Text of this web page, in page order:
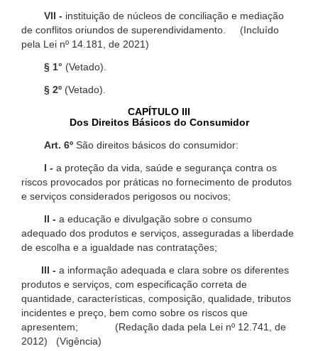
VII - instituição de núcleos de conciliação e mediação
de conflitos oriundos de superendividamento. (Incluído
pela Lei nº 14.181, de 2021)
§ 1° (Vetado).
§ 2º (Vetado).
CAPÍTULO III
Dos Direitos Básicos do Consumidor
Art. 6º São direitos básicos do consumidor:
I - a proteção da vida, saúde e segurança contra os
riscos provocados por práticas no fornecimento de produtos
e serviços considerados perigosos ou nocivos;
II - a educação e divulgação sobre o consumo
adequado dos produtos e serviços, asseguradas a liberdade
de escolha e a igualdade nas contratações;
III - a informação adequada e clara sobre os diferentes
produtos e serviços, com especificação correta de
quantidade, características, composição, qualidade, tributos
incidentes e preço, bem como sobre os riscos que
apresentem; (Redação dada pela Lei nº 12.741, de
2012) (Vigência)